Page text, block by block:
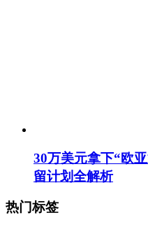
30万美元拿下“欧
留计划全解析
热门标签